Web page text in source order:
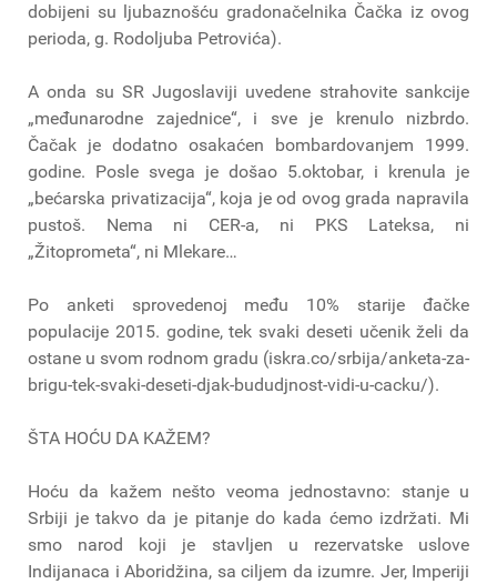
dobijeni su ljubaznošću gradonačelnika Čačka iz ovog
perioda, g. Rodoljuba Petrovića).
A onda su SR Jugoslaviji uvedene strahovite sankcije
„međunarodne zajednice“, i sve je krenulo nizbrdo.
Čačak je dodatno osakaćen bombardovanjem 1999.
godine. Posle svega je došao 5.oktobar, i krenula je
„bećarska privatizacija“, koja je od ovog grada napravila
pustoš. Nema ni CER-a, ni PKS Lateksa, ni
„Žitoprometa“, ni Mlekare…
Po anketi sprovedenoj među 10% starije đačke
populacije 2015. godine, tek svaki deseti učenik želi da
ostane u svom rodnom gradu (iskra.co/srbija/anketa-za-
brigu-tek-svaki-deseti-djak-bududjnost-vidi-u-cacku/).
ŠTA HOĆU DA KAŽEM?
Hoću da kažem nešto veoma jednostavno: stanje u
Srbiji je takvo da je pitanje do kada ćemo izdržati. Mi
smo narod koji je stavljen u rezervatske uslove
Indijanaca i Aboridžina, sa ciljem da izumre. Jer, Imperiji